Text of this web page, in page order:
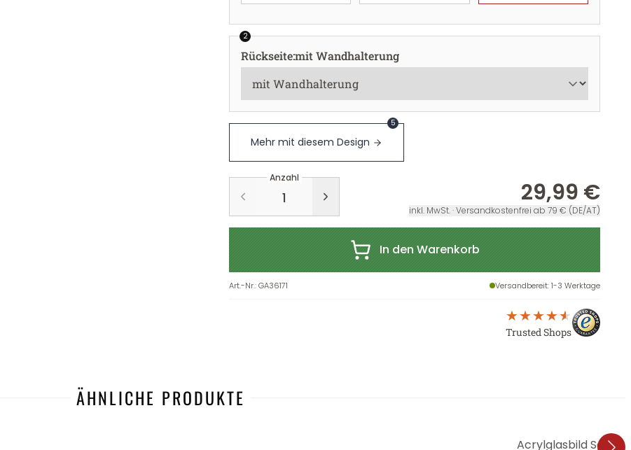
2
Rückseite:mit Wandhalterung
Mehr mit diesem Design
5
Anzahl
29,99 €
inkl. MwSt. · Versandkostenfrei ab 79 € (DE/AT)
In den Warenkorb
Art.-Nr.:GA36171 Versandbereit: 1-3 Werktage
Trusted Shops
ÄHNLICHE PRODUKTE
Acrylglasbild